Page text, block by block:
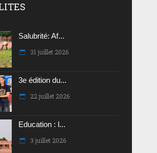
Salubrité: Af...
31 juillet 2026
3e édition du...
22 juillet 2026
Education : l...
3 juillet 2026